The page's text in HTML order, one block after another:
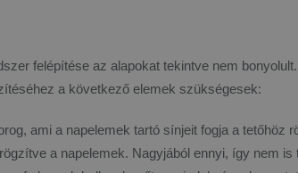
felépítése az alapokat tekintve nem
a következő elemek szükségesek:
ami a napelemek tartó sínjeit fogja a tetőhöz
a napelemek. Nagyjából ennyi, így nem